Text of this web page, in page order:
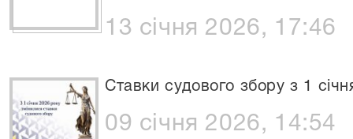
13 січня 2026, 17:46
Ставки судового збору з 1
09 січня 2026, 14:54